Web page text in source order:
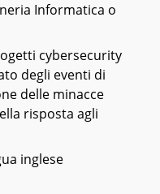
Informatica o
cybersecurity
degli eventi di
delle minacce
risposta agli
inglese